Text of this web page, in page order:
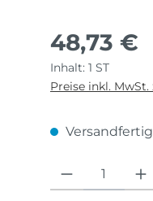
48,73 €
Inhalt: 1 ST
Preise inkl.
Produkt Anzahl: